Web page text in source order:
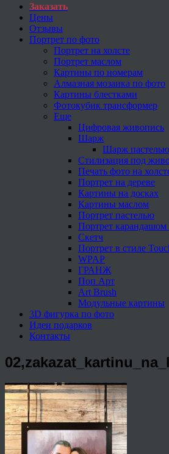
Заказать
Цены
Отзывы
Портрет по фото
Портрет на холсте
Портрет маслом
Картины по номерам
Алмазная мозаика по фото
Картины блестками
Фотокубик трансформер
Еще
Цифровая живопись
Шарж
Шарж
Стилизация под
Печать фото на
Портрет на дереве
Картины на досках
Картины маслом
Портрет пастелью
Портрет
Скетч
Портрет в стиле
WPAP
ГРАНЖ
Поп Арт
Art Brush
Модульные картины
3D фигурка по фото
Идеи подарков
Контакты